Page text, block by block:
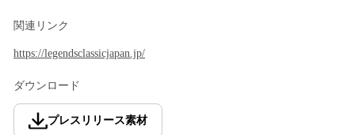
関連リンク
https://legendsclassicjapan.jp/
ダウンロード
プレスリリース素材